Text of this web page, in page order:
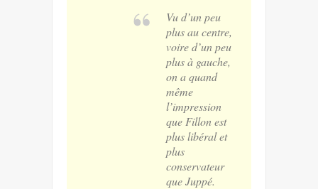
Vu d’un peu
plus au centre,
voire d’un peu
plus à gauche,
on a quand
même
l’impression
que Fillon est
plus libéral et
plus
conservateur
que Juppé.